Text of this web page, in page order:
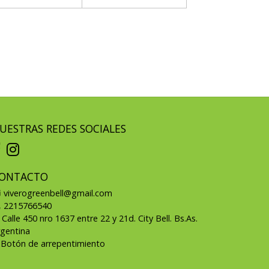
REDES SOCIALES
viverogreenbell@gmail.com
2215766540
Calle 450 nro 1637 entre 22 y 21d. City Bell. Bs.As.
Botón de arrepentimiento